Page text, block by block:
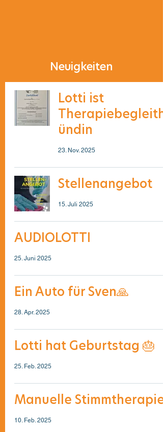
Neuigkeiten
Lotti ist
Therapiebegleith
ündin
23. Nov. 2025
Stellenangebot
15. Juli 2025
AUDIOLOTTI
25. Juni 2025
Ein Auto für Sven🙏
28. Apr. 2025
Lotti hat Geburtstag 🎂
25. Feb. 2025
Manuelle Stimmtherapie
10. Feb. 2025